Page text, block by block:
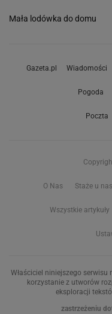
Mała lodówka do domu
Gazeta.pl Wiadomości
Pogoda
Poczta
O Nas Staże u nas
Wszystkie artykuły
Właściciel niniejszego
korzystanie z utworów
eksploracji
zastrzeżeniu